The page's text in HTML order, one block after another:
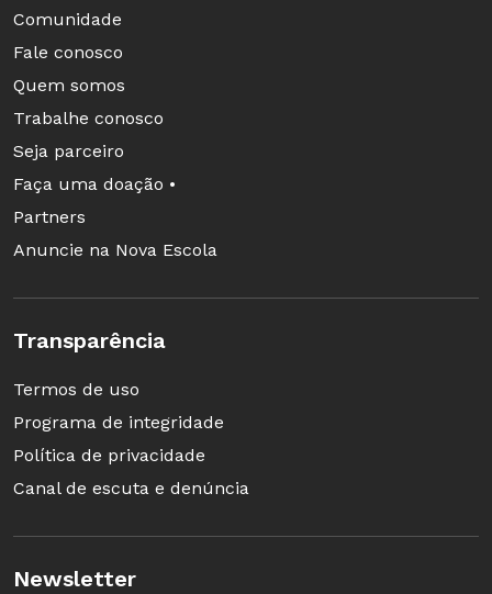
Comunidade
Fale conosco
Quem somos
Trabalhe conosco
Seja parceiro
Faça uma doação •
Partners
Anuncie na Nova Escola
Transparência
Termos de uso
Programa de integridade
Política de privacidade
Canal de escuta e denúncia
Newsletter